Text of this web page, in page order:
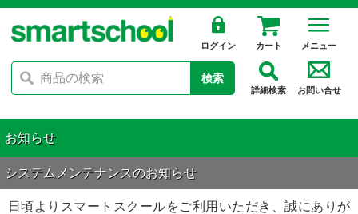
ログイン カート メニュー
検索
詳細検索 お問い合せ
お知らせ
システムメンテナンスのお知らせ
日頃よりスマートスクールをご利用いただき、誠にありが